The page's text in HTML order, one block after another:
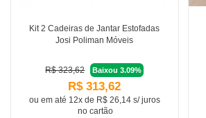
Kit 2 Cadeiras de Jantar Estofadas
Josi Poliman Móveis
R$ 323,62 Baixou 3.09%
R$ 313,62
ou ematé 12x de R$ 26,14 s/ juros
no cartão